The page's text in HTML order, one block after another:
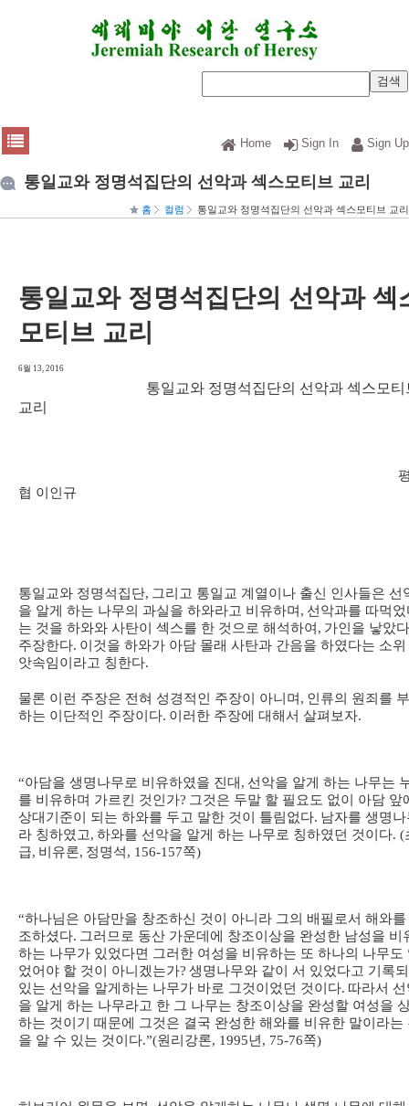
Home Sign In Sign Up
통일교와 정명석집단의 선악과 섹스모티브 교리
홈 컬럼 통일교와 정명석집단의 선악과 섹스모티브 교리
통일교와 정명석집단의 선악과 섹
모티브 교리
6월 13, 2016
통일교와 정명석집단의 선악과 섹스모티
교리
평
협 이인규
통일교와 정명석집단, 그리고 통일교 계열이나 출신 인사들은 선
을 알게 하는 나무의 과실을 하와라고 비유하며 , 선악과를 따먹었
는 것을 하와와 사탄이 섹스를 한 것으로 해석하여 , 가인을 낳았
주장한다. 이것을 하와가 아담 몰래 사탄과 간음을 하였다는 소위
앗속임이라고 칭한다.
물론 이런 주장은 전혀 성경적인 주장이 아니며 , 인류의 원죄를
하는 이단적인 주장이다. 이러한 주장에 대해서 살펴보자.
“아담을 생명나무로 비유하였을 진대 , 선악을 알게 하는 나무는
를 비유하며 가르킨 것인가? 그것은 두말 할 필요도 없이 아담 앞
상대기준이 되는 하와를 두고 말한 것이 틀림없다. 남자를 생명나
라 칭하였고, 하와를 선악을 알게 하는 나무로 칭하였던 것이다. (
급, 비유론, 정명석, 156-157쪽)
“하나님은 아담만을 창조하신 것이 아니라 그의 배필로서 해와를
조하셨다. 그러므로 동산 가운데에 창조이상을 완성한 남성을 비
하는 나무가 있었다면 그러한 여성을 비유하는 또 하나의 나무도
었어야 할 것이 아니겠는가? 생명나무와 같이 서 있었다고 기록
있는 선악을 알게하는 나무가 바로 그것이었던 것이다. 따라서 선
을 알게 하는 나무라고 한 그 나무는 창조이상을 완성할 여성을
하는 것이기 때문에 그것은 결국 완성한 해와를 비유한 말이라는
을 알 수 있는 것이다.”(원리강론, 1995년 , 75-76쪽)